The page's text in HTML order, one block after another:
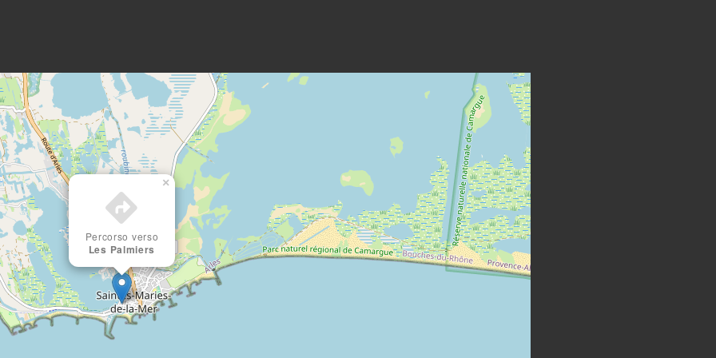
Percorso verso
Les Palmiers
×